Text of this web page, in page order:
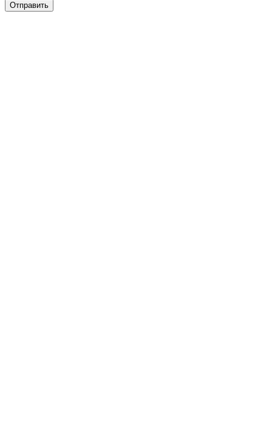
Отправить